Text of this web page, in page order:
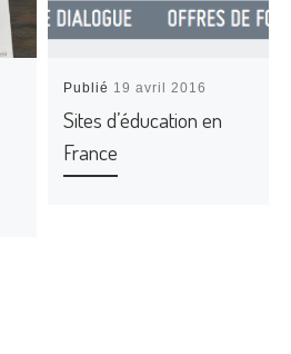
Publié 19 avril 2016
Sites d’éducation en
France